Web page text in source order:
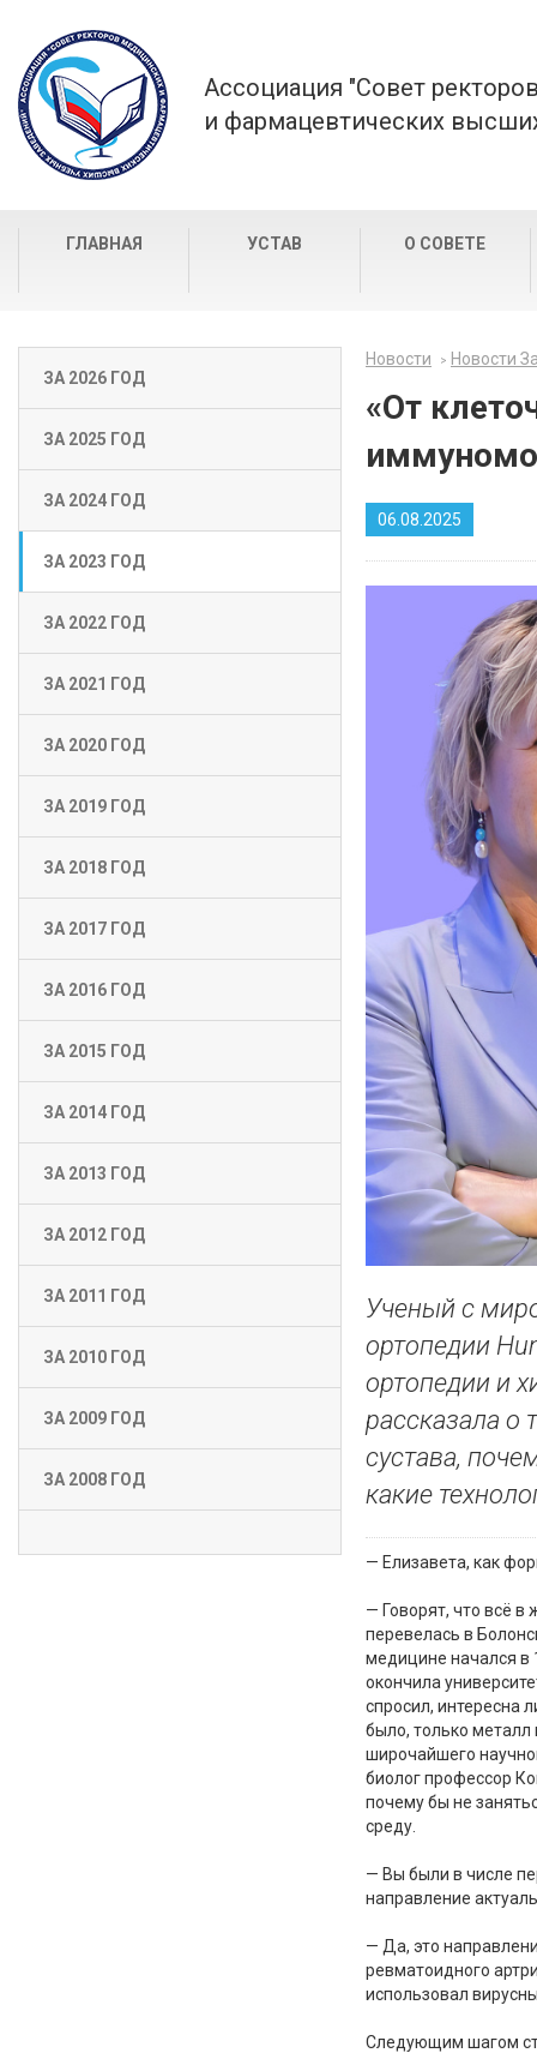
Ассоциация "Совет
и фармацевтических
ГЛАВНАЯ УСТАВ О СОВЕТЕ
ЗА 2026 ГОД
ЗА 2025 ГОД
ЗА 2024 ГОД
ЗА 2023 ГОД
ЗА 2022 ГОД
ЗА 2021 ГОД
ЗА 2020 ГОД
ЗА 2019 ГОД
ЗА 2018 ГОД
ЗА 2017 ГОД
ЗА 2016 ГОД
ЗА 2015 ГОД
ЗА 2014 ГОД
ЗА 2013 ГОД
ЗА 2012 ГОД
ЗА 2011 ГОД
ЗА 2010 ГОД
ЗА 2009 ГОД
ЗА 2008 ГОД
Новости Новости
«От
06.08.2025
Ученый с
ортопедии
ортопедии и
рассказала о
сустава,
какие
— Елизавета, как
— Говорят, что всё в
перевелась в
медицине начался в
окончила
спросил, интересна
было, только
широчайшего
биолог профессор
почему бы не
среду.
— Вы были в числе
направление
— Да, это
ревматоидного
использовал
Следующим шагом